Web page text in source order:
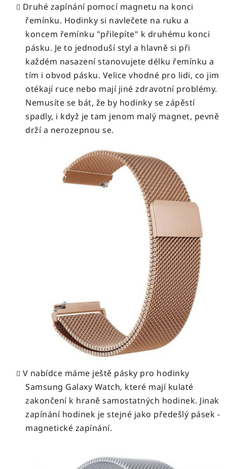
Druhé zapínání pomocí magnetu na konci
řemínku. Hodinky si navlečete na ruku a
koncem řemínku "přilepíte" k druhému konci
pásku. Je to jednoduší styl a hlavně si při
každém nasazení stanovujete délku řemínku a
tím i obvod pásku. Velice vhodné pro lidi, co jim
otékají ruce nebo mají jiné zdravotní problémy.
Nemusíte se bát, že by hodinky se zápěstí
spadly, i když je tam jenom malý magnet, pevně
drží a nerozepnou se.
V nabídce máme ještě pásky pro hodinky
Samsung Galaxy Watch, které mají kulaté
zakončení k hraně samostatných hodinek. Jinak
zapínání hodinek je stejné jako předešlý pásek -
magnetické zapínání.